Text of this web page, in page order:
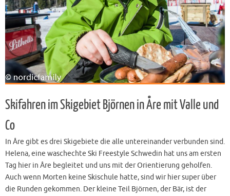
Skifahren im Skigebiet Björnen in Åre mit Valle und
Co
In Åre gibt es drei Skigebiete die alle untereinander verbunden sind.
Helena, eine waschechte Ski Freestyle Schwedin hat uns am ersten
Tag hier in Åre begleitet und uns mit der Orientierung geholfen.
Auch wenn Morten keine Skischule hatte, sind wir hier super über
die Runden gekommen. Der kleine Teil Björnen, der Bär, ist der